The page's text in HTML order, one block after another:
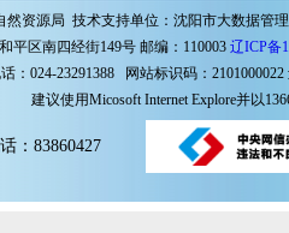
然资源局 技术支持单位：沈阳市大数据管
平区南四经街149号 邮编：110003 辽ICP备
：024-23291388 网站标识码：2101000022
建议使用Micosoft Internet Explore并以
：83860427